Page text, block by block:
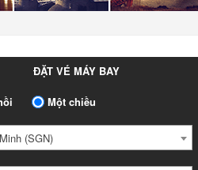
ĐẶT VÉ MÁY BAY
Một chiều
(SGN)